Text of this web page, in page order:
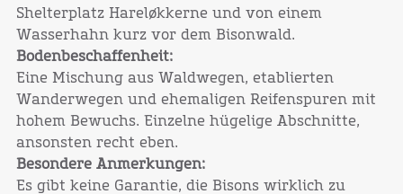
Shelterplatz Hareløkkerne und von einem
Wasserhahn kurz vor dem Bisonwald.
Bodenbeschaffenheit:
Eine Mischung aus Waldwegen, etablierten
Wanderwegen und ehemaligen Reifenspuren mit
hohem Bewuchs. Einzelne hügelige Abschnitte,
ansonsten recht eben.
Besondere Anmerkungen:
Es gibt keine Garantie, die Bisons wirklich zu